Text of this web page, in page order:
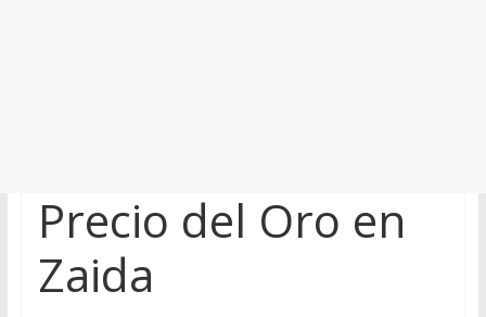
Precio del Oro en
Zaida